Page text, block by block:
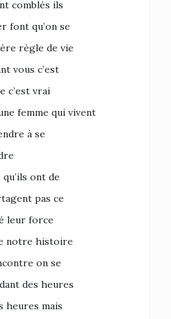
comblés ils
font qu’on se
règle de vie
vous c’est
c’est vrai
femme qui vivent
à se
ont de
pas ce
leur force
notre histoire
on se
des heures
heures mais